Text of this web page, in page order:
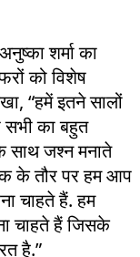
शर्मा का
को विशेष
“हमें इतने सालों
का बहुत
साथ जश्न मनाते
के तौर पर हम आप
चाहते हैं. हम
चाहते हैं जिसके
है.”